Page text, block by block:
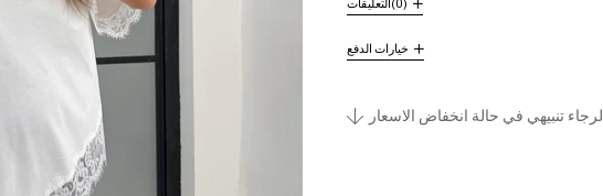
التعليقات(0)
خيارات الدفع
الرجاء تنبيهي في حالة انخفاض الاسعار